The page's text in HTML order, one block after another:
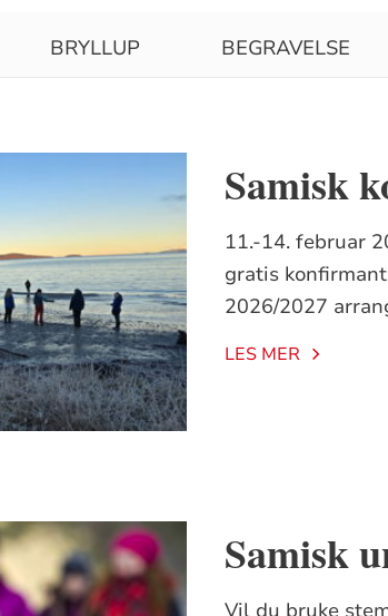
BRYLLUP BEGRAVELSE
Samisk
11.-14. februar
gratis
2026/2027
LES MER
Samisk
Vil du bruke